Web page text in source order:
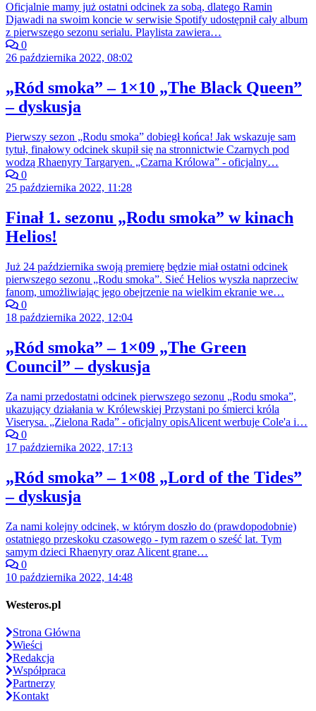
Oficjalnie mamy już ostatni odcinek za sobą, dlatego Ramin
Djawadi na swoim koncie w serwisie Spotify udostępnił cały album
z pierwszego sezonu serialu. Playlista zawiera…
0
26 października 2022, 08:02
„Ród smoka” – 1×10 „The Black Queen”
– dyskusja
Pierwszy sezon „Rodu smoka” dobiegł końca! Jak wskazuje sam
tytuł, finałowy odcinek skupił się na stronnictwie Czarnych pod
wodzą Rhaenyry Targaryen. „Czarna Królowa” - oficjalny…
0
25 października 2022, 11:28
Finał 1. sezonu „Rodu smoka” w kinach
Helios!
Już 24 października swoją premierę będzie miał ostatni odcinek
pierwszego sezonu „Rodu smoka”. Sieć Helios wyszła naprzeciw
fanom, umożliwiając jego obejrzenie na wielkim ekranie we…
0
18 października 2022, 12:04
„Ród smoka” – 1×09 „The Green
Council” – dyskusja
Za nami przedostatni odcinek pierwszego sezonu „Rodu smoka”,
ukazujący działania w Królewskiej Przystani po śmierci króla
Viserysa. „Zielona Rada” - oficjalny opisAlicent werbuje Cole'a i…
0
17 października 2022, 17:13
„Ród smoka” – 1×08 „Lord of the Tides”
– dyskusja
Za nami kolejny odcinek, w którym doszło do (prawdopodobnie)
ostatniego przeskoku czasowego - tym razem o sześć lat. Tym
samym dzieci Rhaenyry oraz Alicent grane…
0
10 października 2022, 14:48
Westeros.pl
Strona Główna
Wieści
Redakcja
Współpraca
Partnerzy
Kontakt